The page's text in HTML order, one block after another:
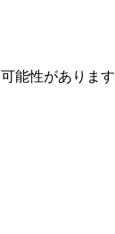
能性があります